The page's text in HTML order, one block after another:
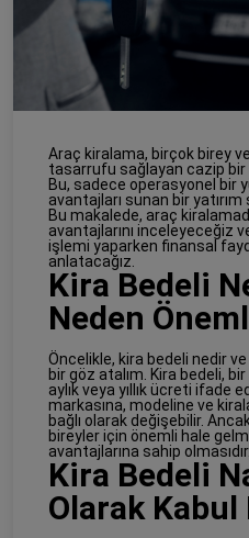
Araç kiralama, birçok birey
tasarrufu sağlayan cazip
Bu, sadece operasyonel bir
avantajları sunan bir
Bu makalede, araç
avantajlarını inceleyeceğiz
işlemi yaparken finansal
anlatacağız.
Kira Bedeli
Neden
Öncelikle, kira bedeli nedir
bir göz atalım. Kira bedeli,
aylık veya yıllık ücreti ifade
markasına, modeline ve
bağlı olarak değişebilir.
bireyler için önemli hale
avantajlarına sahip olmasıdır.
Kira Bedeli
Olarak